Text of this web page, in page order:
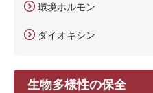
環境ホルモン
ダイオキシン
生物多様性の保全